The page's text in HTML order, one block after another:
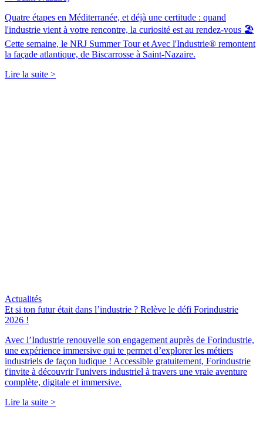
Quatre étapes en Méditerranée, et déjà une certitude : quand
l'industrie vient à votre rencontre, la curiosité est au rendez-vous 🏖️
Cette semaine, le NRJ Summer Tour et Avec l'Industrie® remontent
la façade atlantique, de Biscarrosse à Saint-Nazaire.
Lire la suite >
Actualités
Et si ton futur était dans l’industrie ? Relève le défi Forindustrie
2026 !
Avec l’Industrie renouvelle son engagement auprès de Forindustrie,
une expérience immersive qui te permet d’explorer les métiers
industriels de façon ludique ! Accessible gratuitement, Forindustrie
t'invite à découvrir l'univers industriel à travers une vraie aventure
complète, digitale et immersive.
Lire la suite >